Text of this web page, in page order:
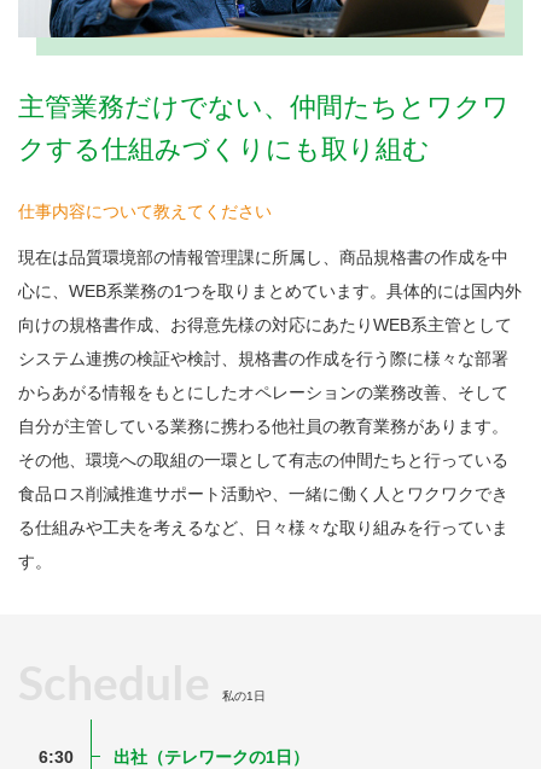
主管業務だけでない、仲間たちとワクワ
クする仕組みづくりにも取り組む
仕事内容について教えてください
現在は品質環境部の情報管理課に所属し、商品規格書の作成を中
心に、WEB系業務の1つを取りまとめています。具体的には国内外
向けの規格書作成、お得意先様の対応にあたりWEB系主管として
システム連携の検証や検討、規格書の作成を行う際に様々な部署
からあがる情報をもとにしたオペレーションの業務改善、そして
自分が主管している業務に携わる他社員の教育業務があります。
その他、環境への取組の一環として有志の仲間たちと行っている
食品ロス削減推進サポート活動や、一緒に働く人とワクワクでき
る仕組みや工夫を考えるなど、日々様々な取り組みを行っていま
す。
私の1日
6:30
出社（テレワークの1日）